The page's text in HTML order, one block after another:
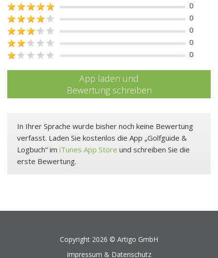
0
0
0
0
0
App laden und
Bewertung schreiben
In Ihrer Sprache wurde bisher noch keine Bewertung
verfasst. Laden Sie kostenlos die App „Golfguide &
Logbuch“ im iTunes App Store und schreiben Sie die
erste Bewertung.
Copyright 2026 © Artigo GmbH
Impressum & Datenschutz